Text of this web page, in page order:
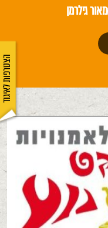
הצטרפות לאיגוד
מאור גילרמן